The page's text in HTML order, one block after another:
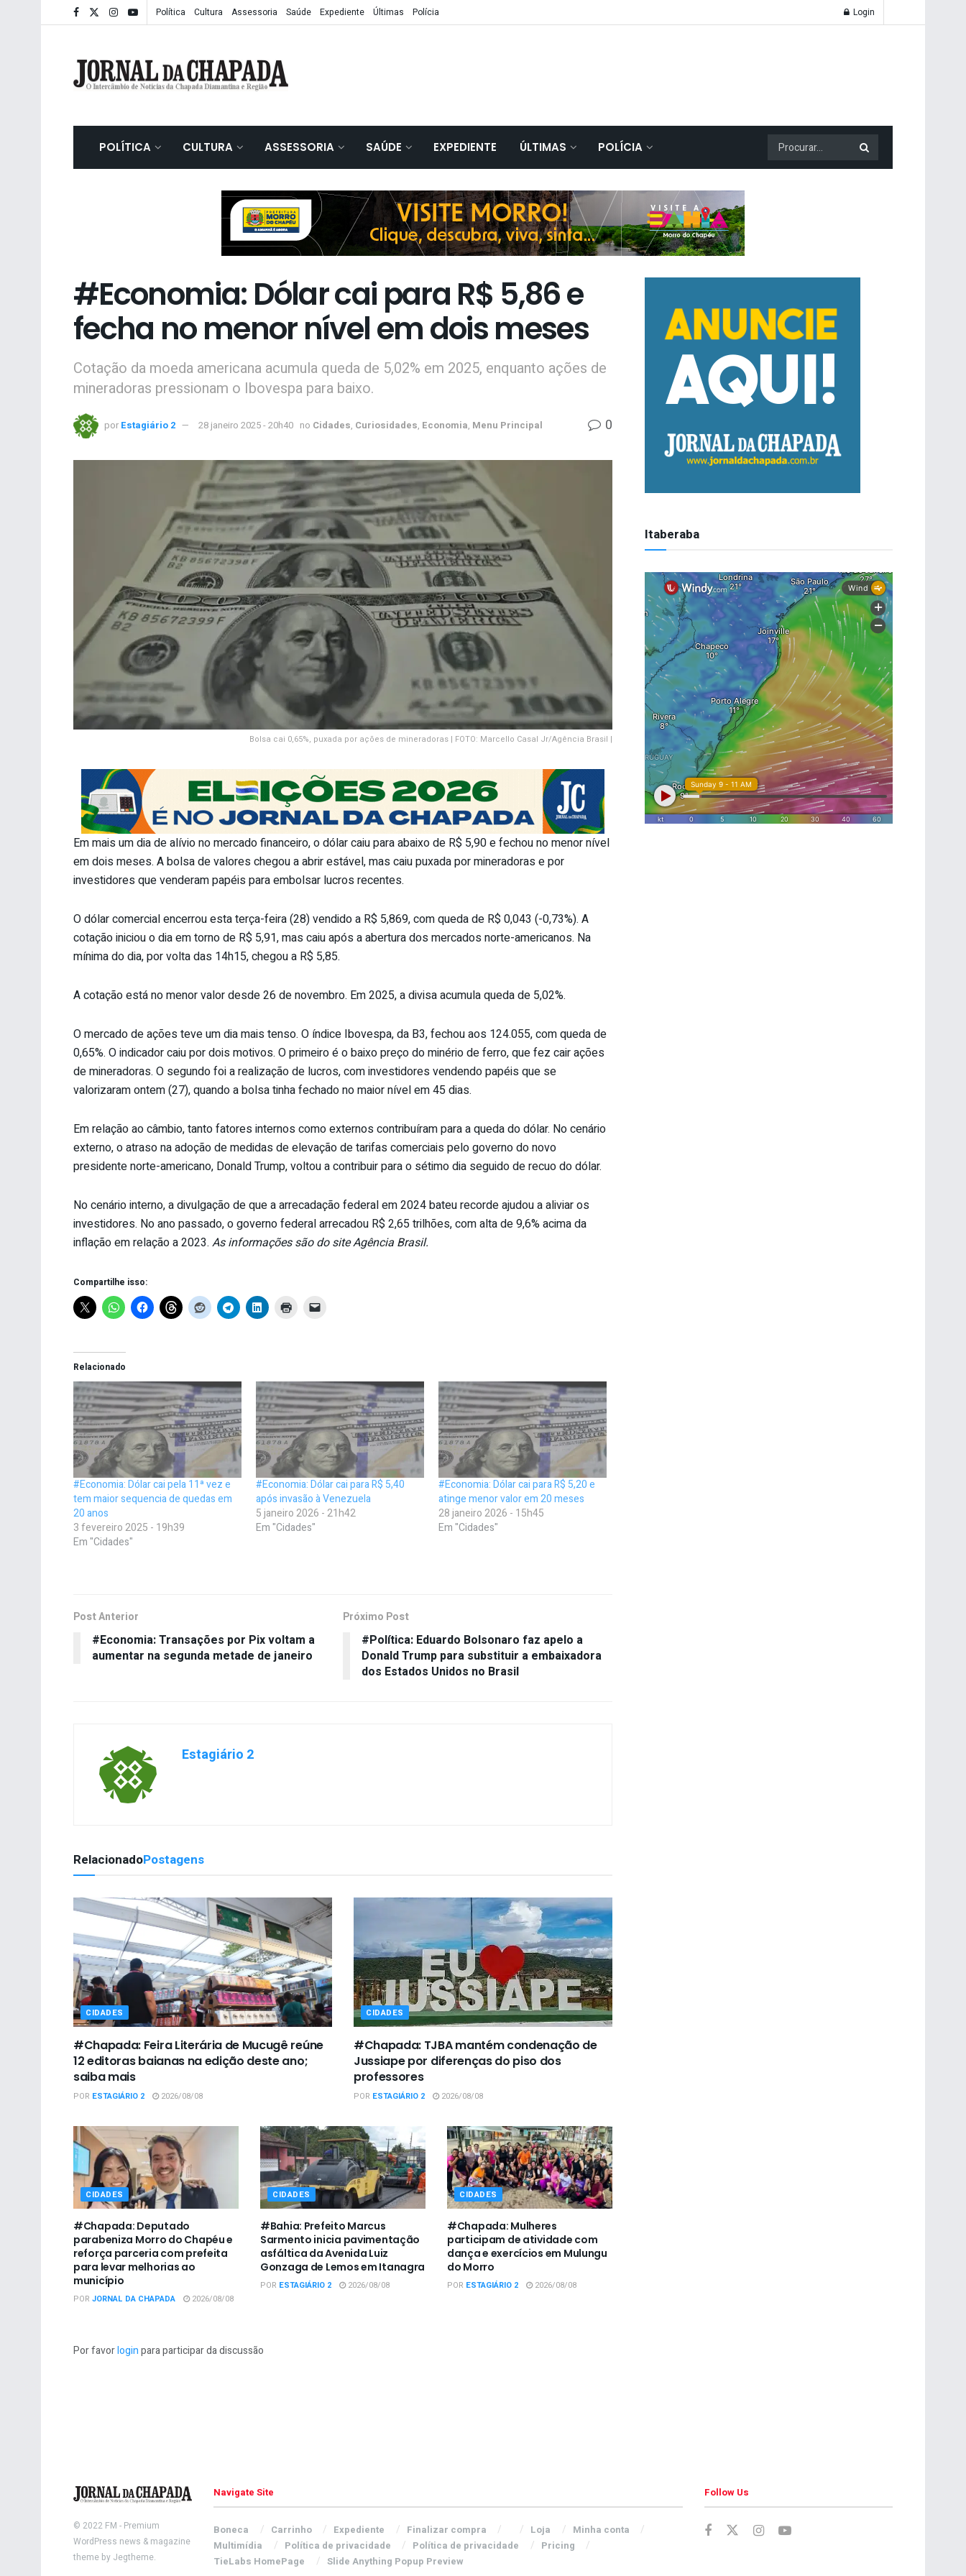
Política Cultura Assessoria Saúde Expediente Últimas Polícia Login
POLÍTICA CULTURA ASSESSORIA SAÚDE EXPEDIENTE ÚLTIMAS POLÍCIA
#Economia: Dólar cai para R$ 5,86 e
fecha no menor nível em dois meses
Cotação da moeda americana acumula queda de 5,02% em 2025, enquanto ações de
mineradoras pressionam o Ibovespa para baixo.
por Estagiário 2 28 janeiro 2025 - 20h40 no Cidades, Curiosidades, Economia, Menu Principal 0
Bolsa cai 0,65%, puxada por ações de mineradoras | FOTO: Marcello Casal Jr/Agência Brasil |
Em mais um dia de alívio no mercado financeiro, o dólar caiu para abaixo de R$ 5,90 e fechou no menor nível
em dois meses. A bolsa de valores chegou a abrir estável, mas caiu puxada por mineradoras e por
investidores que venderam papéis para embolsar lucros recentes.
O dólar comercial encerrou esta terça-feira (28) vendido a R$ 5,869, com queda de R$ 0,043 (-0,73%). A
cotação iniciou o dia em torno de R$ 5,91, mas caiu após a abertura dos mercados norte-americanos. Na
mínima do dia, por volta das 14h15, chegou a R$ 5,85.
A cotação está no menor valor desde 26 de novembro. Em 2025, a divisa acumula queda de 5,02%.
O mercado de ações teve um dia mais tenso. O índice Ibovespa, da B3, fechou aos 124.055, com queda de
0,65%. O indicador caiu por dois motivos. O primeiro é o baixo preço do minério de ferro, que fez cair ações
de mineradoras. O segundo foi a realização de lucros, com investidores vendendo papéis que se
valorizaram ontem (27), quando a bolsa tinha fechado no maior nível em 45 dias.
Em relação ao câmbio, tanto fatores internos como externos contribuíram para a queda do dólar. No cenário
externo, o atraso na adoção de medidas de elevação de tarifas comerciais pelo governo do novo
presidente norte-americano, Donald Trump, voltou a contribuir para o sétimo dia seguido de recuo do dólar.
No cenário interno, a divulgação de que a arrecadação federal em 2024 bateu recorde ajudou a aliviar os
investidores. No ano passado, o governo federal arrecadou R$ 2,65 trilhões, com alta de 9,6% acima da
inflação em relação a 2023. As informações são do site Agência Brasil.
Compartilhe isso:
Relacionado
#Economia: Dólar cai pela 11ª vez e
tem maior sequencia de quedas em
20 anos
3 fevereiro 2025 - 19h39
Em "Cidades"
#Economia: Dólar cai para R$ 5,40
após invasão à Venezuela
5 janeiro 2026 - 21h42
Em "Cidades"
#Economia: Dólar cai para R$ 5,20 e
atinge menor valor em 20 meses
28 janeiro 2026 - 15h45
Em "Cidades"
Post Anterior
#Economia: Transações por Pix voltam a
aumentar na segunda metade de janeiro
Próximo Post
#Política: Eduardo Bolsonaro faz apelo a
Donald Trump para substituir a embaixadora
dos Estados Unidos no Brasil
Estagiário 2
RelacionadoPostagens
CIDADES
#Chapada: Feira Literária de Mucugê reúne
12 editoras baianas na edição deste ano;
saiba mais
POR ESTAGIÁRIO 2 2026/08/08
CIDADES
#Chapada: TJBA mantém condenação de
Jussiape por diferenças do piso dos
professores
POR ESTAGIÁRIO 2 2026/08/08
CIDADES
#Chapada: Deputado
parabeniza Morro do Chapéu e
reforça parceria com prefeita
para levar melhorias ao
município
POR JORNAL DA CHAPADA 2026/08/08
CIDADES
#Bahia: Prefeito Marcus
Sarmento inicia pavimentação
asfáltica da Avenida Luiz
Gonzaga de Lemos em Itanagra
POR ESTAGIÁRIO 2 2026/08/08
CIDADES
#Chapada: Mulheres
participam de atividade com
dança e exercícios em Mulungu
do Morro
POR ESTAGIÁRIO 2 2026/08/08
Por favorloginpara participar da discussão
Itaberaba
© 2022 FM - Premium
WordPress news & magazine
theme by Jegtheme.
Navigate Site
Boneca Carrinho Expediente Finalizar compra Loja
Minha conta
Multimídia
Política de privacidade Política de privacidade
Pricing
TieLabs HomePage
Slide Anything Popup Preview
Follow Us